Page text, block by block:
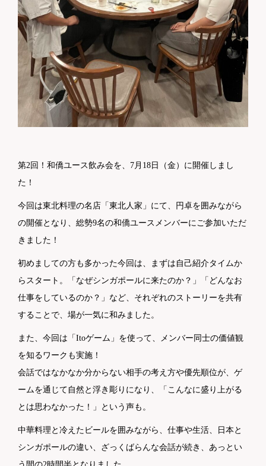
第2回！和僑ユース飲み会を、7月18日（金）に開催しまし
た！
今回は東北料理の名店「東北人家」にて、円卓を囲みながら
の開催となり、総勢9名の和僑ユースメンバーにご参加いただ
きました！
初めましての方も多かった今回は、まずは自己紹介タイムか
らスタート。「なぜシンガポールに来たのか？」「どんなお
仕事をしているのか？」など、それぞれのストーリーを共有
することで、場が一気に和みました。
また、今回は「Itoゲーム」を使って、メンバー同士の価値観
を知るワークも実施！
会話ではなかなか分からない相手の考え方や優先順位が、ゲ
ームを通じて自然と浮き彫りになり、「こんなに盛り上がる
とは思わなかった！」という声も。
中華料理と冷えたビールを囲みながら、仕事や生活、日本と
シンガポールの違い、ざっくばらんな会話が続き、あっとい